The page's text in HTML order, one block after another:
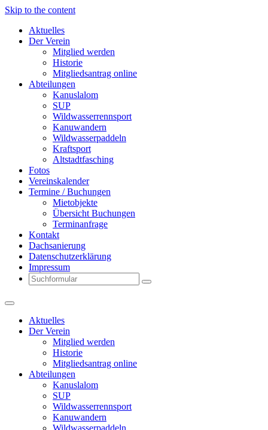
Skip to the content
Aktuelles
Der Verein
Mitglied werden
Historie
Mitgliedsantrag online
Abteilungen
Kanuslalom
SUP
Wildwasserrennsport
Kanuwandern
Wildwasserpaddeln
Kraftsport
Altstadtfasching
Fotos
Vereinskalender
Termine / Buchungen
Mietobjekte
Übersicht Buchungen
Terminanfrage
Kontakt
Dachsanierung
Datenschutzerklärung
Impressum
Search
Aktuelles
Der Verein
Mitglied werden
Historie
Mitgliedsantrag online
Abteilungen
Kanuslalom
SUP
Wildwasserrennsport
Kanuwandern
Wildwasserpaddeln